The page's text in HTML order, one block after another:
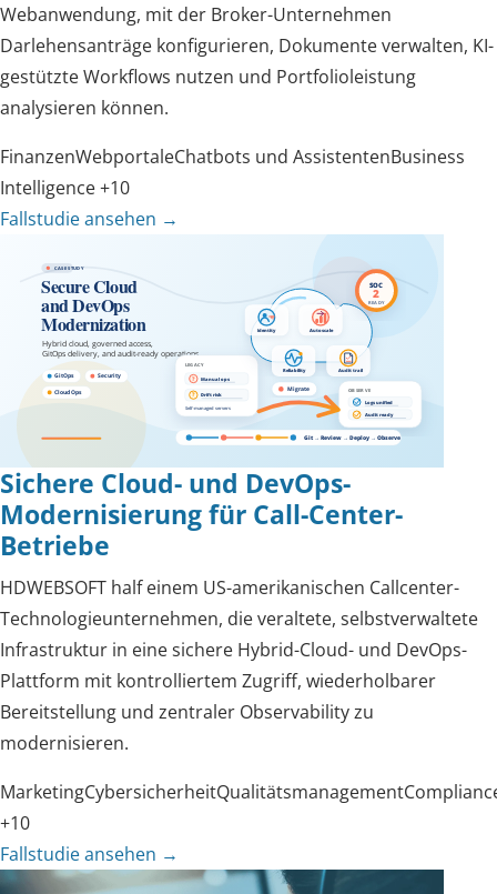
Webanwendung, mit der Broker-Unternehmen
Darlehensanträge konfigurieren, Dokumente verwalten, KI-
gestützte Workflows nutzen und Portfolioleistung
analysieren können.
FinanzenWebportaleChatbots und AssistentenBusiness
Intelligence+10
Fallstudie ansehen →
Sichere Cloud- und DevOps-
Modernisierung für Call-Center-
Betriebe
HDWEBSOFT half einem US-amerikanischen Callcenter-
Technologieunternehmen, die veraltete, selbstverwaltete
Infrastruktur in eine sichere Hybrid-Cloud- und DevOps-
Plattform mit kontrolliertem Zugriff, wiederholbarer
Bereitstellung und zentraler Observability zu
modernisieren.
MarketingCybersicherheitQualitätsmanagement
+10
Fallstudie ansehen →